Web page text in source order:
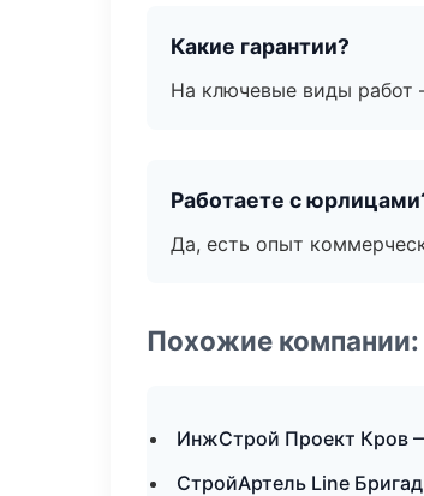
Какие гарантии?
На ключевые виды работ
Работаете с
Да, есть опыт
Похожие
ИнжСтрой Проект Кров
СтройАртель Line